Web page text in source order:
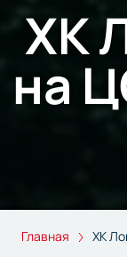
ХК
на
Главная ХК